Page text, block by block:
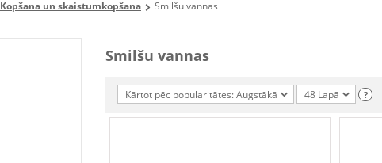
Kopšana un skaistumkopšana Smilšu vannas
Smilšu vannas
Kārtot pēc popularitātes: Augstākā 48 Lapā ?